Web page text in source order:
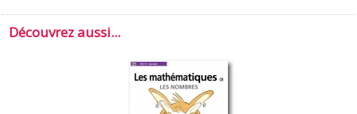
Découvrez aussi...